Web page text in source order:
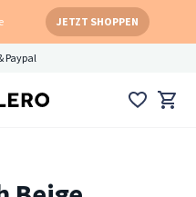
JETZT SHOPPEN
Paypal